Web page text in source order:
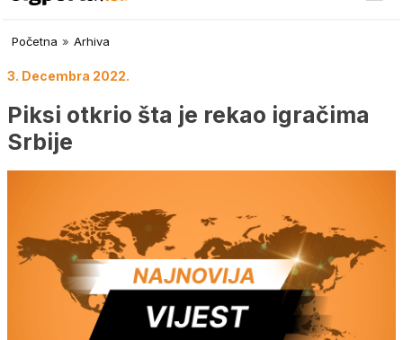
Početna » Arhiva
3. Decembra 2022.
Piksi otkrio šta je rekao igračima
Srbije